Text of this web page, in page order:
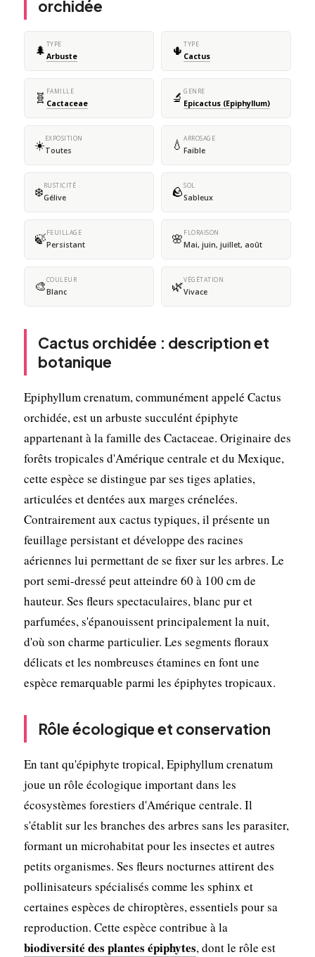
orchidée
🌲 TYPE
Arbuste 🌵 TYPE
Cactus
🧬 FAMILLE
Cactaceae 🔬 GENRE
Epicactus (Epiphyllum)
☀️EXPOSITION
Toutes 💧 ARROSAGE
Faible
❄️RUSTICITÉ
Gélive 🪨SOL
Sableux
🍃FEUILLAGE
Persistant 🌸 FLORAISON
Mai, juin, juillet, août
🎨COULEUR
Blanc 🌿VÉGÉTATION
Vivace
Cactus orchidée : description et
botanique
Epiphyllum crenatum, communément appelé Cactus
orchidée, est un arbuste succulént épiphyte
appartenant à la famille des Cactaceae. Originaire des
forêts tropicales d'Amérique centrale et du Mexique,
cette espèce se distingue par ses tiges aplaties,
articulées et dentées aux marges crénelées.
Contrairement aux cactus typiques, il présente un
feuillage persistant et développe des racines
aériennes lui permettant de se fixer sur les arbres. Le
port semi-dressé peut atteindre 60 à 100 cm de
hauteur. Ses fleurs spectaculaires, blanc pur et
parfumées, s'épanouissent principalement la nuit,
d'où son charme particulier. Les segments floraux
délicats et les nombreuses étamines en font une
espèce remarquable parmi les épiphytes tropicaux.
Rôle écologique et conservation
En tant qu'épiphyte tropical, Epiphyllum crenatum
joue un rôle écologique important dans les
écosystèmes forestiers d'Amérique centrale. Il
s'établit sur les branches des arbres sans les parasiter,
formant un microhabitat pour les insectes et autres
petits organismes. Ses fleurs nocturnes attirent des
pollinisateurs spécialisés comme les sphinx et
certaines espèces de chiroptères, essentiels pour sa
reproduction. Cette espèce contribue à la
biodiversité des plantes épiphytes, dont le rôle est